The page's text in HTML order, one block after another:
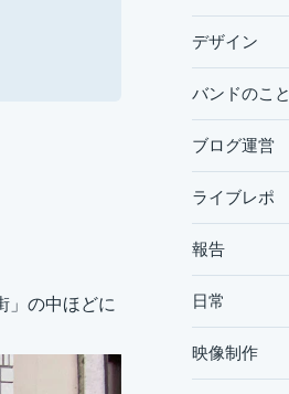
」の中ほどに
デザイン
バンドのこと
ブログ運営
ライブレポ
報告
日常
映像制作